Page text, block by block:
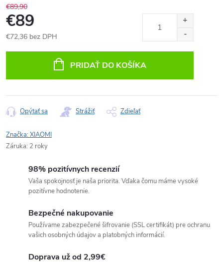
€89,90
€89
€72,36 bez DPH
PRIDAŤ DO KOŠÍKA
Opýtať sa Strážiť Zdieľať
Značka:XIAOMI
Záruka: 2 roky
98% pozitívnych recenzií
Vaša spokojnosť je naša priorita. Vďaka čomu máme vysoké
pozitívne hodnotenie.
Bezpečné nakupovanie
Používame zabezpečené šifrovanie (SSL certifikát) pre ochranu
vašich osobných údajov a platobných informácií.
Doprava už od 2,99€